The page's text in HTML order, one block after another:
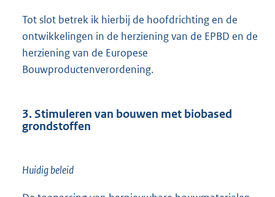
Tot slot betrek ik hierbij de hoofdrichting en de
ontwikkelingen in de herziening van de EPBD en de
herziening van de Europese
Bouwproductenverordening.
3. Stimuleren van bouwen met biobased
grondstoffen
Huidig beleid